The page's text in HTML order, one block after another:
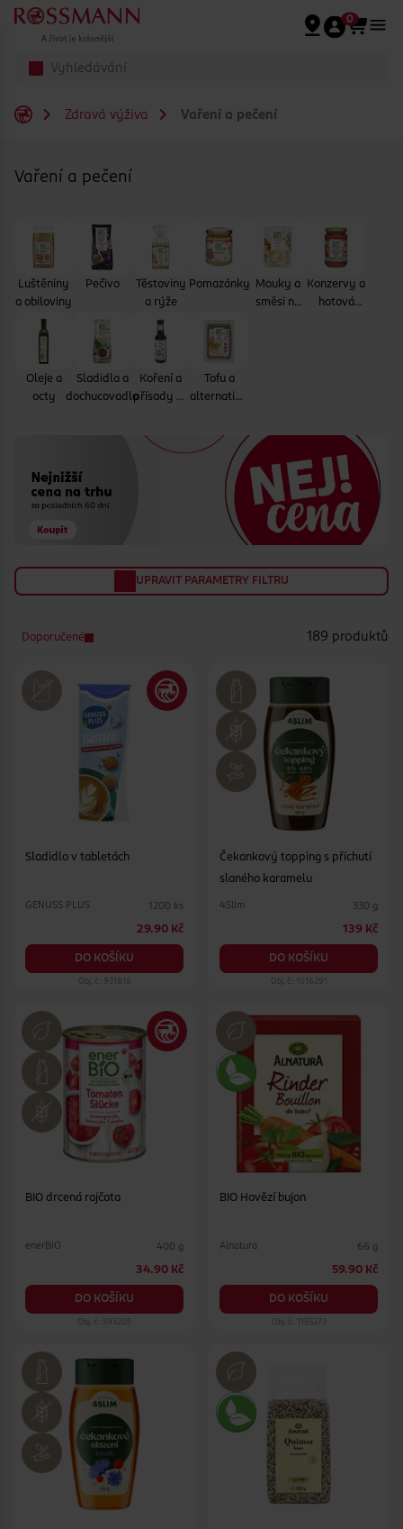
Přeskočit na hlavmní obsah
0
Zdravá výživa Vaření a pečení
Vaření a pečení
Luštěniny
a obiloviny
Pečivo
Těstoviny
a rýže
Pomazánky
Mouky a
směsi na
Konzervy a
hotová
Oleje a
octy
Sladidla a
dochucovadla
Koření a
přísady na
Tofu a
alternativy
UPRAVIT PARAMETRY FILTRU
Doporučené 189 produktů
Sladidlo v tabletách
GENUSS PLUS 1200 ks
29.90 Kč
DO KOŠÍKU
Obj. č.: 931816
Čekankový topping s příchutí
slaného karamelu
4Slim 330 g
139 Kč
DO KOŠÍKU
Obj. č.: 1016291
BIO drcená rajčata
enerBiO 400 g
34.90 Kč
DO KOŠÍKU
Obj. č.: 593205
BIO Hovězí bujon
Alnatura 66 g
59.90 Kč
DO KOŠÍKU
Obj. č.: 1155273